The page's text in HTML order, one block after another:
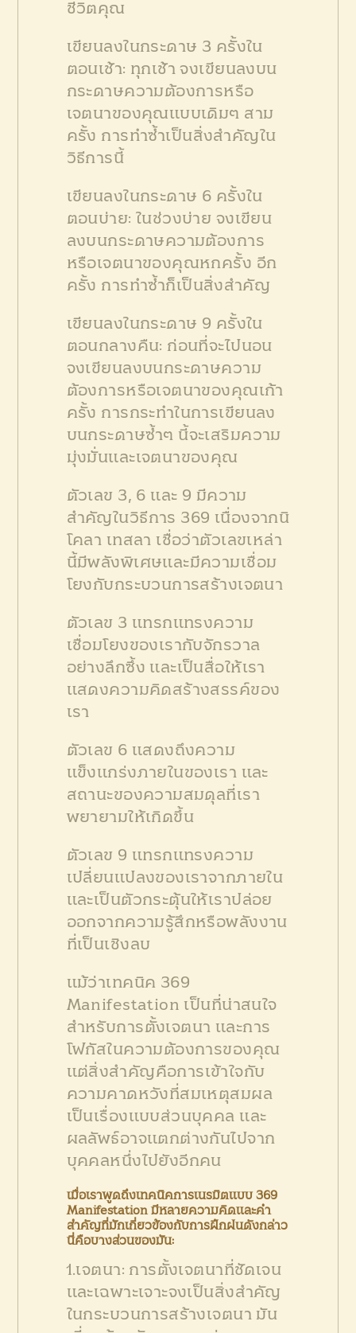
ชีวิตคุณ
เขียนลงในกระดาษ 3 ครั้งใน
ตอนเช้า: ทุกเช้า จงเขียนลงบน
กระดาษความต้องการหรือ
เจตนาของคุณแบบเดิมๆ สาม
ครั้ง การทำซ้ำเป็นสิ่งสำคัญใน
วิธีการนี้
เขียนลงในกระดาษ 6 ครั้งใน
ตอนบ่าย: ในช่วงบ่าย จงเขียน
ลงบนกระดาษความต้องการ
หรือเจตนาของคุณหกครั้ง อีก
ครั้ง การทำซ้ำก็เป็นสิ่งสำคัญ
เขียนลงในกระดาษ 9 ครั้งใน
ตอนกลางคืน: ก่อนที่จะไปนอน
จงเขียนลงบนกระดาษความ
ต้องการหรือเจตนาของคุณเก้า
ครั้ง การกระทำในการเขียนลง
บนกระดาษซ้ำๆ นี้จะเสริมความ
มุ่งมั่นและเจตนาของคุณ
ตัวเลข 3, 6 และ 9 มีความ
สำคัญในวิธีการ 369 เนื่องจากนิ
โคลา เทสลา เชื่อว่าตัวเลขเหล่า
นี้มีพลังพิเศษและมีความเชื่อม
โยงกับกระบวนการสร้างเจตนา
ตัวเลข 3 แทรกแทรงความ
เชื่อมโยงของเรากับจักรวาล
อย่างลึกซึ้ง และเป็นสื่อให้เรา
แสดงความคิดสร้างสรรค์ของ
เรา
ตัวเลข 6 แสดงถึงความ
แข็งแกร่งภายในของเรา และ
สถานะของความสมดุลที่เรา
พยายามให้เกิดขึ้น
ตัวเลข 9 แทรกแทรงความ
เปลี่ยนแปลงของเราจากภายใน
และเป็นตัวกระตุ้นให้เราปล่อย
ออกจากความรู้สึกหรือพลังงาน
ที่เป็นเชิงลบ
แม้ว่าเทคนิค 369
Manifestation เป็นที่น่าสนใจ
สำหรับการตั้งเจตนา และการ
โฟกัสในความต้องการของคุณ
แต่สิ่งสำคัญคือการเข้าใจกับ
ความคาดหวังที่สมเหตุสมผล
เป็นเรื่องแบบส่วนบุคคล และ
ผลลัพธ์อาจแตกต่างกันไปจาก
บุคคลหนึ่งไปยังอีกคน
เมื่อเราพูดถึงเทคนิคการเนรมิตแบบ 369
Manifestation มีหลายความคิดและคำ
สำคัญที่มักเกี่ยวข้องกับการฝึกฝนดังกล่าว
นี่คือบางส่วนของมัน:
1.เจตนา: การตั้งเจตนาที่ชัดเจน
และเฉพาะเจาะจงเป็นสิ่งสำคัญ
ในกระบวนการสร้างเจตนา มัน